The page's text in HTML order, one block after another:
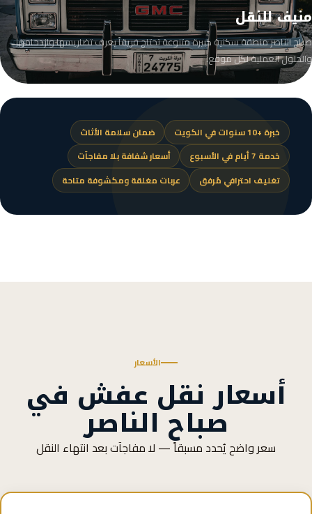
منيف للنقل
صباح الناصر منطقة سكنية كبيرة متنوعة تحتاج فريقاً يعرف تضاريسها وازدحامها
والحلول العملية لكل موقع.
خبرة +10 سنوات في الكويت
ضمان سلامة الأثاث
خدمة 7 أيام في الأسبوع
أسعار شفافة بلا مفاجآت
تغليف احترافي مُرفق
عربات مغلقة ومكشوفة متاحة
الأسعار
أسعار نقل عفش في
صباح الناصر
سعر واضح يُحدد مسبقاً — لا مفاجآت بعد انتهاء النقل